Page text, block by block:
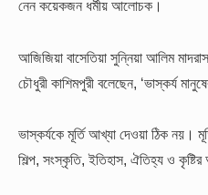
নেন কয়েকজন ধর্মীয় আলোচক।
আজিজিয়া বাসেতিয়া সুন্নিয়া আলিম
চৌধুরী কাশিমপুরী বলেছেন, ‘ভাস্কর্য
ভাস্কর্যকে মূর্তি আখ্যা দেওয়া ঠিক নয়।
শিল্প, সংস্কৃতি, ইতিহাস, ঐতিহ্য ও